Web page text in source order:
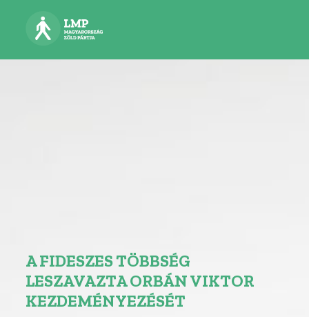
A FIDESZES TÖBBSÉG
LESZAVAZTA ORBÁN VIKTOR
KEZDEMÉNYEZÉSÉT